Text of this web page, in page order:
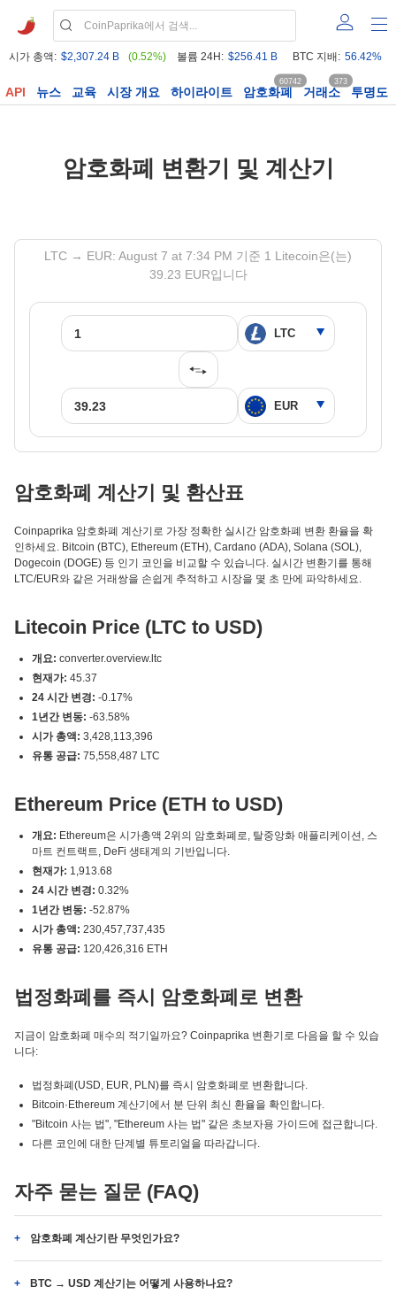
시가 총액: $2,307.24 B (0.52%) 볼륨 24H: $256.41 B BTC 지배: 56.42%
API 뉴스 교육 시장 개요 하이라이트 암호화폐
60742
거래소
373
투명도
암호화폐 변환기 및 계산기
LTC → EUR: August 7 at 7:34 PM 기준 1 Litecoin은(는)
39.23 EUR입니다
암호화폐 계산기 및 환산표
Coinpaprika 암호화폐 계산기로 가장 정확한 실시간 암호화폐 변환 환율을 확
인하세요. Bitcoin (BTC), Ethereum (ETH), Cardano (ADA), Solana (SOL),
Dogecoin (DOGE) 등 인기 코인을 비교할 수 있습니다. 실시간 변환기를 통해
LTC/EUR와 같은 거래쌍을 손쉽게 추적하고 시장을 몇 초 만에 파악하세요.
Litecoin Price (LTC to USD)
개요: converter.overview.ltc
현재가: 45.37
24 시간 변경: -0.17%
1년간 변동: -63.58%
시가 총액: 3,428,113,396
유통 공급: 75,558,487 LTC
Ethereum Price (ETH to USD)
개요: Ethereum은 시가총액 2위의 암호화폐로, 탈중앙화 애플리케이션, 스
마트 컨트랙트, DeFi 생태계의 기반입니다.
현재가: 1,913.68
24 시간 변경: 0.32%
1년간 변동: -52.87%
시가 총액: 230,457,737,435
유통 공급: 120,426,316 ETH
법정화폐를 즉시 암호화폐로 변환
지금이 암호화폐 매수의 적기일까요? Coinpaprika 변환기로 다음을 할 수 있습
니다:
법정화폐(USD, EUR, PLN)를 즉시 암호화폐로 변환합니다.
Bitcoin·Ethereum 계산기에서 분 단위 최신 환율을 확인합니다.
"Bitcoin 사는 법", "Ethereum 사는 법" 같은 초보자용 가이드에 접근합니다.
다른 코인에 대한 단계별 튜토리얼을 따라갑니다.
자주 묻는 질문 (FAQ)
암호화폐 계산기란 무엇인가요?
BTC → USD 계산기는 어떻게 사용하나요?